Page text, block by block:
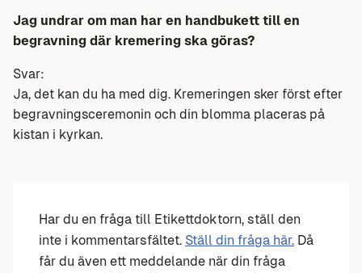
Jag undrar om man har en handbukett till en
begravning där kremering ska göras?
Svar:
Ja, det kan du ha med dig. Kremeringen sker först efter
begravningsceremonin och din blomma placeras på
kistan i kyrkan.
Har du en fråga till Etikettdoktorn, ställ den
inte i kommentarsfältet. Ställ din fråga här. Då
får du även ett meddelande när din fråga